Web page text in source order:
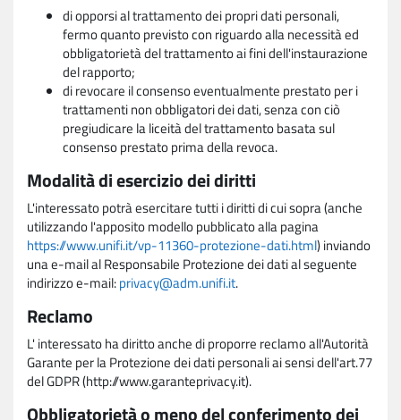
di opporsi al trattamento dei propri dati personali,
fermo quanto previsto con riguardo alla necessità ed
obbligatorietà del trattamento ai fini dell'instaurazione
del rapporto;
di revocare il consenso eventualmente prestato per i
trattamenti non obbligatori dei dati, senza con ciò
pregiudicare la liceità del trattamento basata sul
consenso prestato prima della revoca.
Modalità di esercizio dei diritti
L'interessato potrà esercitare tutti i diritti di cui sopra (anche
utilizzando l'apposito modello pubblicato alla pagina
https://www.unifi.it/vp-11360-protezione-dati.html) inviando
una e-mail al Responsabile Protezione dei dati al seguente
indirizzo e-mail:privacy@adm.unifi.it.
Reclamo
L' interessato ha diritto anche di proporre reclamo all'Autorità
Garante per la Protezione dei dati personali ai sensi dell'art.77
del GDPR (http://www.garanteprivacy.it).
Obbligatorietà o meno del conferimento dei